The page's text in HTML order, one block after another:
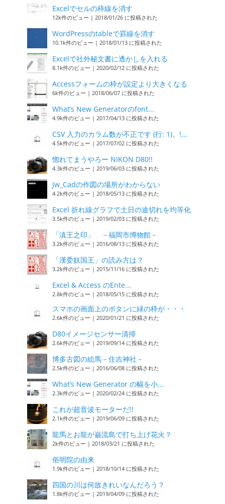
Excelでセルの枠線を消す
12k件のビュー | 2018/01/26 に投稿された
WordPressのtableで罫線を消す
10.1k件のビュー | 2018/01/13 に投稿された
Excelで社外秘文書に透かしを入れる
8.1k件のビュー | 2020/02/12 に投稿された
Accessフォームの枠が設定より大きくなる
6k件のビュー | 2018/06/07 に投稿された
What’s New Generatorのfont...
4.9k件のビュー | 2017/04/13 に投稿された
CSV 入力のカラム数が不正です (行: 1)。!...
4.5k件のビュー | 2017/07/02 に投稿された
惚れてまうやろー NIKON D80!!
4.3k件のビュー | 2019/06/03 に投稿された
Jw_Cadの作図の場所がわからない
4.2k件のビュー | 2018/05/13 に投稿された
Excel 折れ線グラフで土日の途切れを均等化
3.5k件のビュー | 2019/02/03 に投稿された
「滇王之印」 －福岡市博物館－
3.2k件のビュー | 2016/08/13 に投稿された
「漢委奴国王」の読み方は？
3.2k件のビュー | 2015/11/16 に投稿された
Excel & Access のEnte...
2.8k件のビュー | 2018/05/15 に投稿された
スマホの画面上のボタンに緑の枠が・・・
2.6k件のビュー | 2020/01/21 に投稿された
D80イメージセンサー清掃
2.6k件のビュー | 2019/09/14 に投稿された
博多古図の絵馬－住吉神社－
2.5k件のビュー | 2016/06/08 に投稿された
What’s New Generator の幅を小...
2.3k件のビュー | 2020/02/24 に投稿された
これが超音波モーターだ!!
2.1k件のビュー | 2019/06/09 に投稿された
龍馬とお龍が巌流島で打ち上げ花火？
2k件のビュー | 2018/03/21 に投稿された
俗明院の由来
1.9k件のビュー | 2018/10/14 に投稿された
四国の川は何故きれいなんだろう？
1.8k件のビュー | 2019/04/09 に投稿された